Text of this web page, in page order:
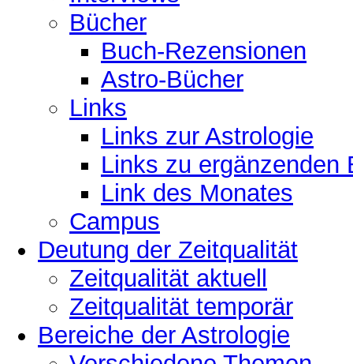
Bücher
Buch-Rezensionen
Astro-Bücher
Links
Links zur Astrologie
Links zu ergänzenden
Link des Monates
Campus
Deutung der Zeitqualität
Zeitqualität aktuell
Zeitqualität temporär
Bereiche der Astrologie